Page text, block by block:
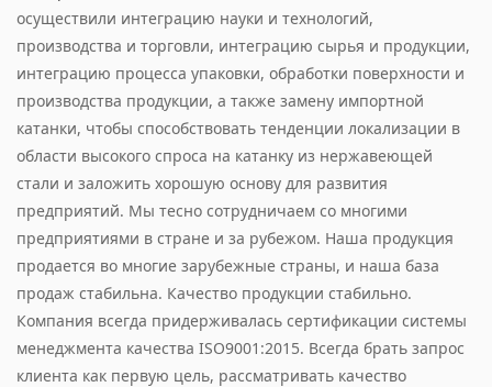
осуществили интеграцию науки и технологий,
производства и торговли, интеграцию сырья и продукции,
интеграцию процесса упаковки, обработки поверхности и
производства продукции, а также замену импортной
катанки, чтобы способствовать тенденции локализации в
области высокого спроса на катанку из нержавеющей
стали и заложить хорошую основу для развития
предприятий. Мы тесно сотрудничаем со многими
предприятиями в стране и за рубежом. Наша продукция
продается во многие зарубежные страны, и наша база
продаж стабильна. Качество продукции стабильно.
Компания всегда придерживалась сертификации системы
менеджмента качества ISO9001:2015. Всегда брать запрос
клиента как первую цель, рассматривать качество